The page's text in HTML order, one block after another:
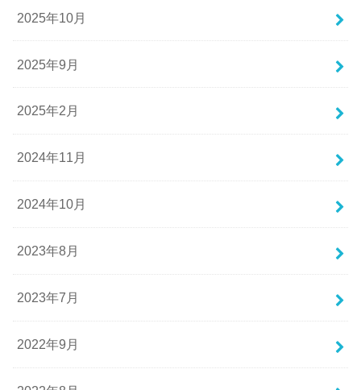
2025年10月
2025年9月
2025年2月
2024年11月
2024年10月
2023年8月
2023年7月
2022年9月